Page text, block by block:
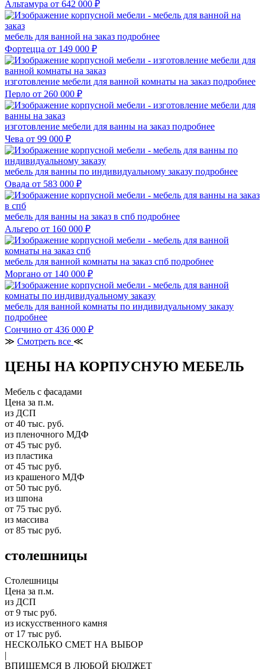
Альтамура от 642 000 ₽
мебель для ванной на заказ подробнее
Фортецца от 149 000 ₽
изготовление мебели для ванной комнаты на заказ подробнее
Перло от 260 000 ₽
изготовление мебели для ванны на заказ подробнее
Чева от 99 000 ₽
мебель для ванны по индивидуальному заказу подробнее
Овада от 583 000 ₽
мебель для ванны на заказ в спб подробнее
Альгеро от 160 000 ₽
мебель для ванной комнаты на заказ спб подробнее
Моргано от 140 000 ₽
мебель для ванной комнаты по индивидуальному заказу
подробнее
Сончино от 436 000 ₽
≫ Смотреть все ≪
ЦЕНЫ НА КОРПУСНУЮ МЕБЕЛЬ
Мебель с фасадами
Цена за п.м.
из ДСП
от 40 тыс. руб.
из пленочного МДФ
от 45 тыс руб.
из пластика
от 45 тыс руб.
из крашеного МДФ
от 50 тыс руб.
из шпона
от 75 тыс руб.
из массива
от 85 тыс руб.
столешницы
Столешницы
Цена за п.м.
из ДСП
от 9 тыс руб.
из искусственного камня
от 17 тыс руб.
НЕСКОЛЬКО СМЕТ НА ВЫБОР
|
ВПИШЕМСЯ В ЛЮБОЙ БЮДЖЕТ